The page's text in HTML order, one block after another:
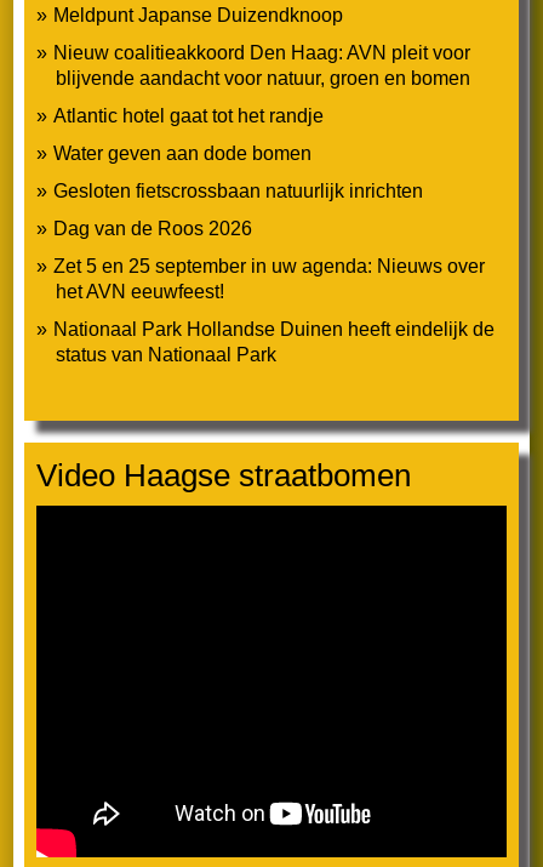
ANBI-gegevens
Statuten
Contact
Ondersteuning/lidmaatschap
Nieuwsarchief
Folders
De stem van de Natuur – natuurwaarden van de
Meldpunt Japanse Duizendknoop
Nieuw coalitieakkoord Den Haag: AVN pleit voor
blijvende aandacht voor natuur, groen en bomen
Atlantic hotel gaat tot het randje
Water geven aan dode bomen
Gesloten fietscrossbaan natuurlijk inrichten
Dag van de Roos 2026
Zet 5 en 25 september in uw agenda: Nieuws over
het AVN eeuwfeest!
Nationaal Park Hollandse Duinen heeft eindelijk de
status van Nationaal Park
Video Haagse straatbomen